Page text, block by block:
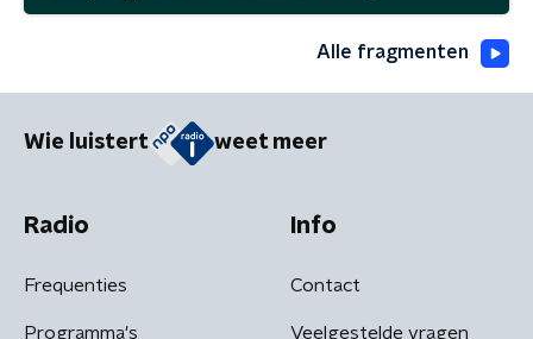
Alle fragmenten
Wie luistert weet meer
Radio
Frequenties
Programma's
Info
Contact
Veelgestelde vragen